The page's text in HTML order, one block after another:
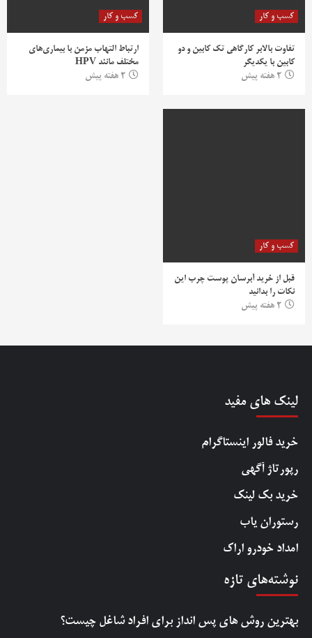
کسب و کار
تفاوت بالابر کارگاهی تک کابین و دو
کابین با یکدیگر
2 هفته پیش
کسب و کار
ارتباط التهاب مزمن با بیماری‌های
مختلف مانند HPV
2 هفته پیش
کسب و کار
قبل از خرید آبرسان پوست چرب این
نکات را بدانید
2 هفته پیش
لینک های مفید
خرید فالور اینستاگرام
رپورتاژ آگهی
خرید بک لینک
رستوران یاب
امداد خودرو اراک
نوشته‌های تازه
بهترین روش‌ های پس‌ انداز برای افراد شاغل چیست؟